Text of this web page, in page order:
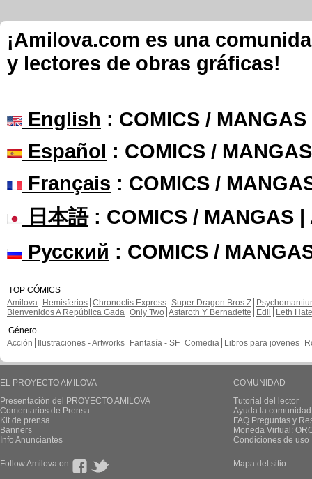
¡Amilova.com es una
y lectores de obras gráficas!
English : COMICS /
Español : COMICS /
Français : COMICS /
日本語: COMICS / MANGAS |
Русский : COMICS /
TOP CÓMICS
Amilova
Hemisferios Chronoctis Express Super Dragon Bros Z
Bienvenidos A República Gada Only Two Astaroth Y Bernadette Edil
Leth Hate
Género
Acción
Ilustraciones - Artworks Fantasía - SF Comedia Libros para jovenes
EL PROYECTO AMILOVA
Presentación del PROYECTO AMILOVA
Comentarios de Prensa
Kit de prensa
Banners
Info Anunciantes
COMUNIDAD
Tutorial del lector
Ayuda la
FAQ.Preguntas y
Moneda Virtual:
Condiciones de uso
Follow Amilova on Mapa del sitio